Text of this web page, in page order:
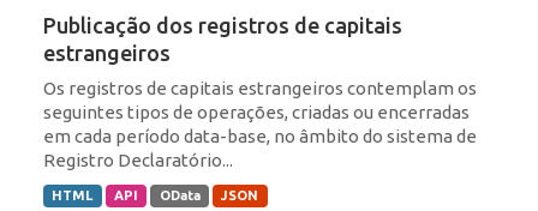
Publicação dos registros de capitais
estrangeiros
Os registros de capitais estrangeiros contemplam os
seguintes tipos de operações, criadas ou encerradas
em cada período data-base, no âmbito do sistema de
Registro Declaratório...
HTML API OData JSON